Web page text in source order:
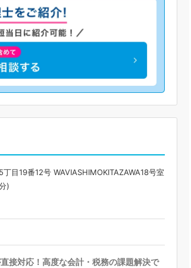
目19番12号 WAVIASHIMOKITAZAWA18号室
)
接対応！高度な会計・税務の課題解決で